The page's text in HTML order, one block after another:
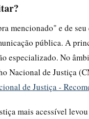
mencionado" e de
pública. A
especializado. No
Nacional de Justiça
de Justiça -
mais acessível